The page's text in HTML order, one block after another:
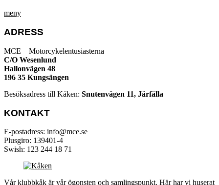
meny
ADRESS
MCE – Motorcykelentusiasterna
C/O Wesenlund
Hallonvägen 48
196 35 Kungsängen
Besöksadress till Kåken: Snutenvägen 11, Järfälla
KONTAKT
E-postadress: info@mce.se
Plusgiro: 139401-4
Swish: 123 244 18 71
Vår klubbkåk är vår ögonsten och samlingspunkt. Här har vi huserat